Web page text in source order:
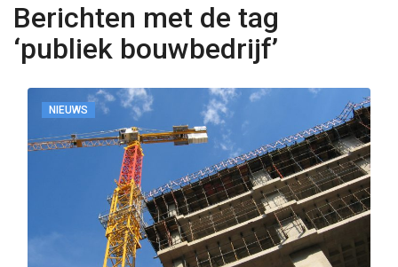
Berichten met de tag
‘publiek bouwbedrijf’
NIEUWS